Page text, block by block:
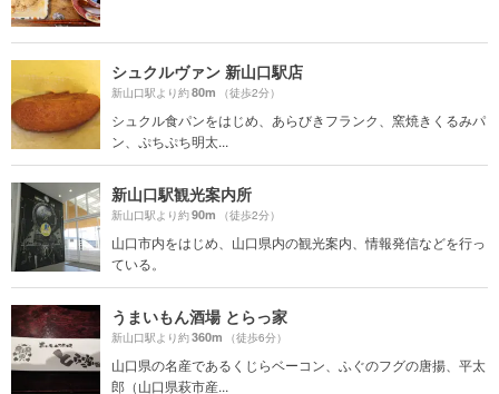
シュクルヴァン 新山口駅店
新山口駅より約80m （徒歩2分）
シュクル食パンをはじめ、あらびきフランク、窯焼きくるみパ
ン、ぷちぷち明太...
新山口駅観光案内所
新山口駅より約90m （徒歩2分）
山口市内をはじめ、山口県内の観光案内、情報発信などを行っ
ている。
うまいもん酒場 とらっ家
新山口駅より約360m （徒歩6分）
山口県の名産であるくじらベーコン、ふぐのフグの唐揚、平太
郎（山口県萩市産...